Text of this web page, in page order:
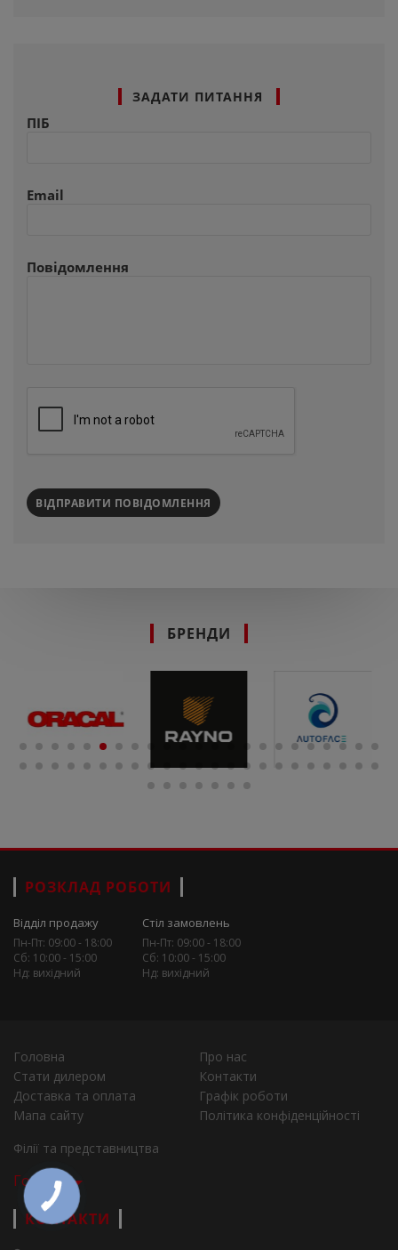
ЗАДАТИ ПИТАННЯ
ПІБ
Email
Повідомлення
ВІДПРАВИТИ ПОВІДОМЛЕННЯ
БРЕНДИ
РОЗКЛАД РОБОТИ
Відділ продажу
Пн-Пт: 09:00 - 18:00
Сб: 10:00 - 15:00
Нд: вихідний
Стіл замовлень
Пн-Пт: 09:00 - 18:00
Сб: 10:00 - 15:00
Нд: вихідний
Головна
Про нас
Стати дилером
Контакти
Доставка та оплата
Графік роботи
Мапа сайту
Політика конфіденційності
Філії та представництва
Города
КОНТАКТИ